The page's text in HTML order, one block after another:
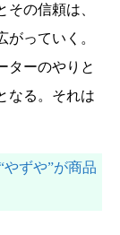
の信頼は、
っていく。
ターのやりと
なる。それは
ずや”が商品